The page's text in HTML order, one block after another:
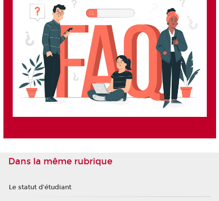
Dans la même rubrique
Le statut d'étudiant